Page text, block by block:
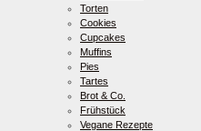
Torten
Cookies
Cupcakes
Muffins
Pies
Tartes
Brot & Co.
Frühstück
Vegane Rezepte